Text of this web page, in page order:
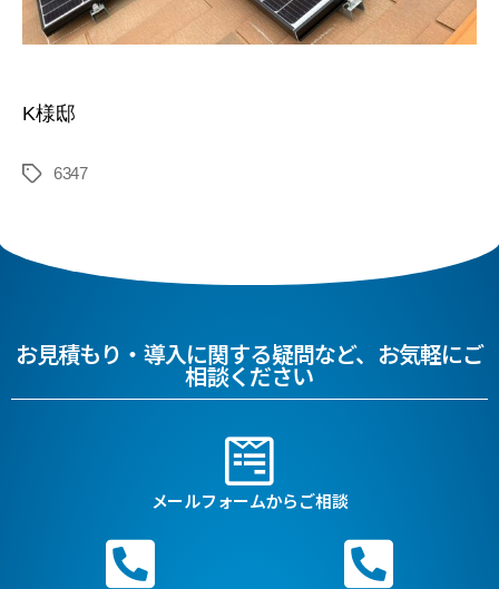
K様邸
6347
お見積もり・導入に関する疑問など、お気軽にご
相談ください
メールフォームからご相談